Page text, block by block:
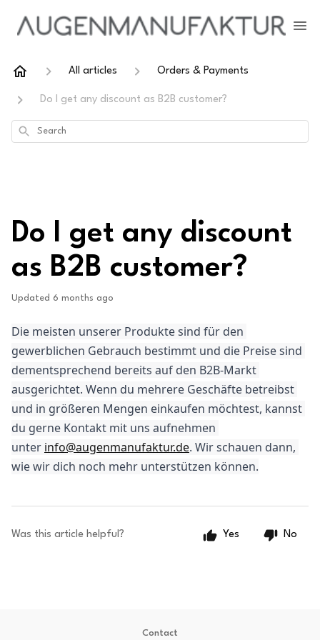
All articles Orders & Payments
Do I get any discount as B2B customer?
Search
Do I get any discount
as B2B customer?
Updated 6 months ago
Die meisten unserer Produkte sind für den
gewerblichen Gebrauch bestimmt und die Preise sind
dementsprechend bereits auf den B2B-Markt
ausgerichtet. Wenn du mehrere Geschäfte betreibst
und in größeren Mengen einkaufen möchtest, kannst
du gerne Kontakt mit uns aufnehmen
unter info@augenmanufaktur.de. Wir schauen dann,
wie wir dich noch mehr unterstützen können.
Was this article helpful? Yes No
Contact